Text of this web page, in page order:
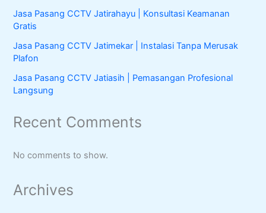
Jasa Pasang CCTV Jatirahayu | Konsultasi Keamanan
Gratis
Jasa Pasang CCTV Jatimekar | Instalasi Tanpa Merusak
Plafon
Jasa Pasang CCTV Jatiasih | Pemasangan Profesional
Langsung
Recent Comments
No comments to show.
Archives